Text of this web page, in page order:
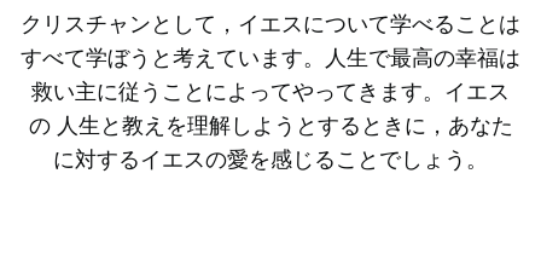
クリスチャンとして，イエスについて学べることは
すべて学ぼうと考えています。人生で最高の幸福は
救い主に従うことによってやってきます。イエス
の 人生と教えを理解しようとするときに，あなた
に対するイエスの愛を感じることでしょう。